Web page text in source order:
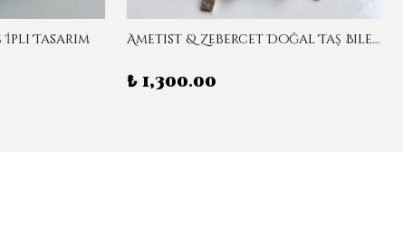
Tasarım Ametist & Zebercet Doğal Taş Bileklik
₺ 1,300.00